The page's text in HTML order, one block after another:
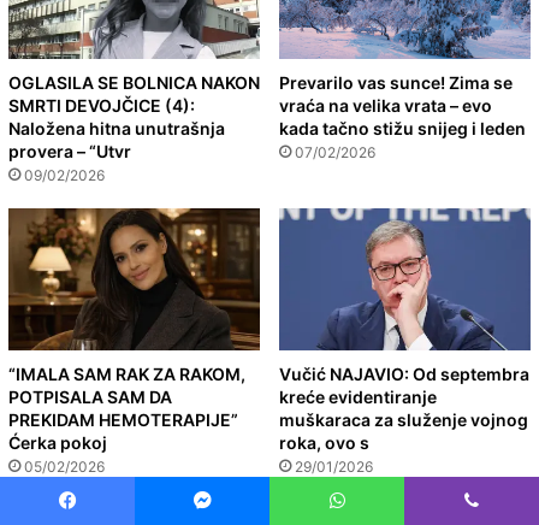
OGLASILA SE BOLNICA NAKON
SMRTI DEVOJČICE (4):
Naložena hitna unutrašnja
provera – “Utvr
09/02/2026
Prevarilo vas sunce! Zima se
vraća na velika vrata – evo
kada tačno stižu snijeg i leden
07/02/2026
“IMALA SAM RAK ZA RAKOM,
POTPISALA SAM DA
PREKIDAM HEMOTERAPIJE”
Ćerka pokoj
05/02/2026
Vučić NAJAVIO: Od septembra
kreće evidentiranje
muškaraca za služenje vojnog
roka, ovo s
29/01/2026